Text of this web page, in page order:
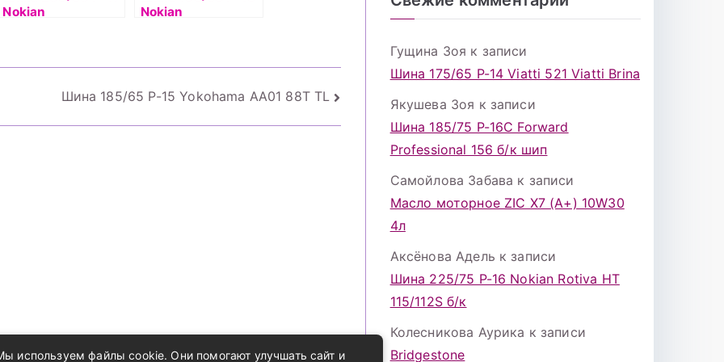
Nokian
Nokian
Шина 185/65 Р-15 Yokohama AA01 88T TL
Гущина Зоя к записи
Шина 175/65 Р-14 Viatti 521 Viatti Brina
Якушева Зоя к записи
Шина 185/75 Р-16С Forward
Professional 156 б/к шип
Самойлова Забава к записи
Масло моторное ZIC X7 (A+) 10W30
4л
Аксёнова Адель к записи
Шина 225/75 Р-16 Nokian Rotiva HT
115/112S б/к
Колесникова Аурика к записи
Bridgestone
используем файлы cookie. Они помогают улучшать сайт и